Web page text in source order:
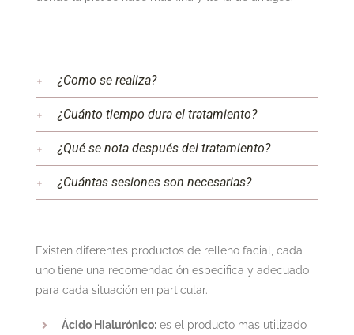
¿Como se realiza?
¿Cuánto tiempo dura el tratamiento?
¿Qué se nota después del tratamiento?
¿Cuántas sesiones son necesarias?
Existen diferentes productos de relleno facial, cada
uno tiene una recomendación especifica y adecuado
para cada situación en particular.
Ácido Hialurónico: es el producto mas utilizado